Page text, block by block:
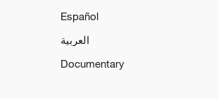
Español
العربية
Documentary